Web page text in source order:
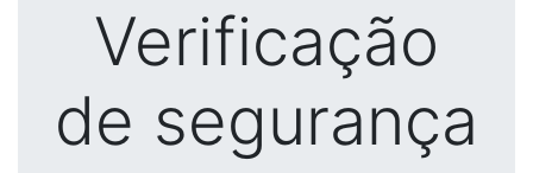
Verificação
de segurança